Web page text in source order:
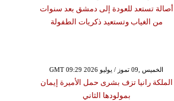
أصالة تستعد للعودة إلى دمشق بعد سنوات
من الغياب وتستعيد ذكريات الطفولة
GMT 09:29 2026 الخميس ,09 تموز / يوليو
الملكة رانيا تزف بشرى حمل الأميرة إيمان
بمولودها الثاني